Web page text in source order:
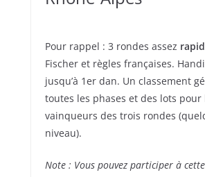
Pour rappel : 3 rondes assez
Fischer et règles françaises.
jusqu’à 1er dan. Un classement
toutes les phases et des lots pour
vainqueurs des trois rondes
niveau).
Note : Vous pouvez participer à